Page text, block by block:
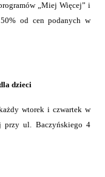
„Miej Więcej” i
od cen podanych w
dzieci
wtorek i czwartek w
przy ul. Baczyńskiego 4